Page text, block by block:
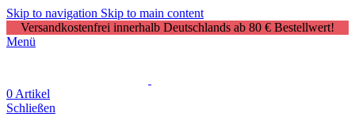
Skip to navigation Skip to main content
Versandkostenfrei innerhalb Deutschlands ab 80 € Bestellwert!
Menü
0 Artikel
Schließen